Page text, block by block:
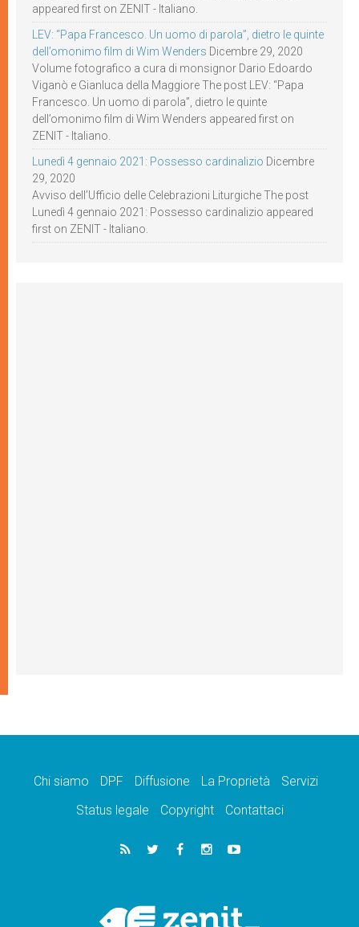
appeared first on ZENIT - Italiano.
LEV: “Papa Francesco. Un uomo di parola”, dietro le quinte
dell’omonimo film di Wim Wenders Dicembre 29, 2020
Volume fotografico a cura di monsignor Dario Edoardo
Viganò e Gianluca della Maggiore The post LEV: “Papa
Francesco. Un uomo di parola”, dietro le quinte
dell’omonimo film di Wim Wenders appeared first on
ZENIT - Italiano.
Lunedì 4 gennaio 2021: Possesso cardinalizio Dicembre
29, 2020
Avviso dell’Ufficio delle Celebrazioni Liturgiche The post
Lunedì 4 gennaio 2021: Possesso cardinalizio appeared
first on ZENIT - Italiano.
Chi siamo DPF Diffusione La Proprietà
Servizi
Status legale
Copyright Contattaci